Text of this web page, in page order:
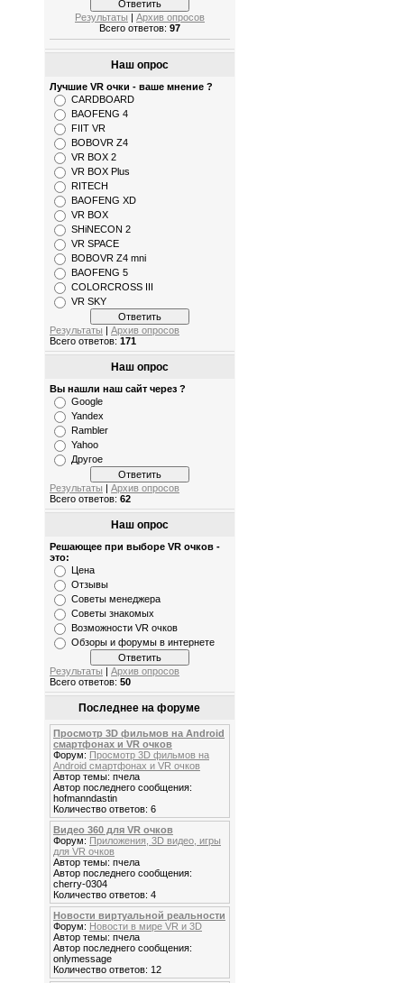
Результаты
Архив опросов
Всего ответов: 97
Наш опрос
Лучшие VR очки - ваше мнение ?
CARDBOARD
BAOFENG 4
FIIT VR
BOBOVR Z4
VR BOX 2
VR BOX Plus
RITECH
BAOFENG XD
VR BOX
SHiNECON 2
VR SPACE
BOBOVR Z4 mni
BAOFENG 5
COLORCROSS III
VR SKY
Результаты
Архив опросов
Всего ответов: 171
Наш опрос
Вы нашли наш сайт через ?
Google
Yandex
Rambler
Yahoo
Другое
Результаты
Архив опросов
Всего ответов: 62
Наш опрос
Решающее при выборе VR очков -
это:
Цена
Отзывы
Советы менеджера
Советы знакомых
Возможности VR очков
Обзоры и форумы в интернете
Результаты
Архив опросов
Всего ответов: 50
Последнее на форуме
Просмотр 3D фильмов на Android
смартфонах и VR очков
Форум: Просмотр 3D фильмов на
Android смартфонах и VR очков
Автор темы: пчела
Автор последнего сообщения:
hofmanndastin
Количество ответов: 6
Видео 360 для VR очков
Форум: Приложения, 3D видео, игры
для VR очков
Автор темы: пчела
Автор последнего сообщения:
cherry-0304
Количество ответов: 4
Новости виртуальной реальности
Форум: Новости в мире VR и 3D
Автор темы: пчела
Автор последнего сообщения:
onlymessage
Количество ответов: 12